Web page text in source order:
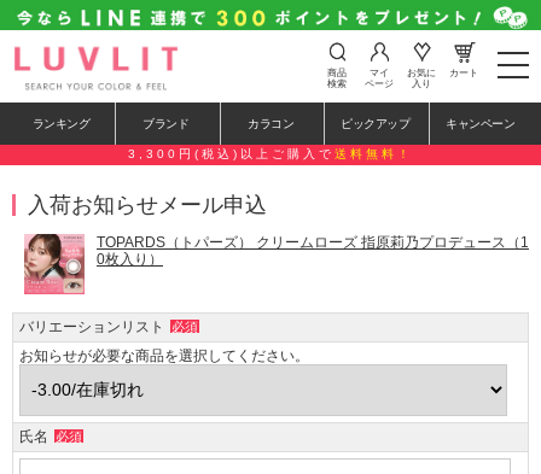
t
o
e
n
g
o
商品
検索
マイ
ページ
お気に
入り
カート
ランキング ブランド カラコン ピックアップ キャンペーン
3,300円(税込)以上ご購入で 送料無料！
入荷お知らせメール申込
TOPARDS（トパーズ） クリームローズ 指原莉乃プロデュース（1
0枚入り）
バリエーションリスト 必須
お知らせが必要な商品を選択してください。
氏名 必須